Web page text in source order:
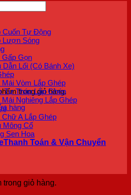
trong giỏ hàng.
hàng
trong giỏ hàng.
Cuốn Tự Động
Lượn Sóng
Gấp Gọn
Dẫn Lối (Có Bánh Xe)
Mái Vòm Lắp Ghép
Tự Tháp Lắp Ghép
Mái Nghiêng Lắp Ghép
Chữ A Lắp Ghép
Mông Cổ
Sen Hoa
Thanh Toán & Vận Chuyển